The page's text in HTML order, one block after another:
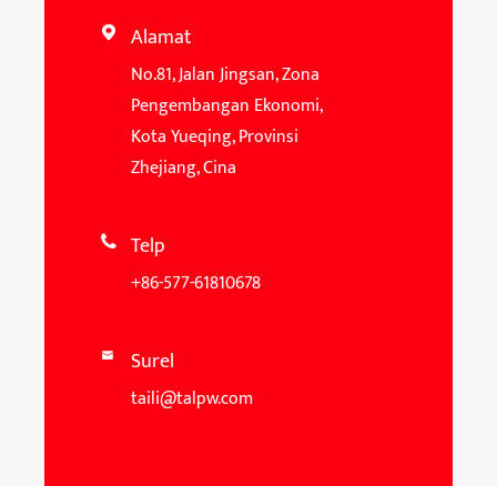
 Alamat
No.81, Jalan Jingsan, Zona
Pengembangan Ekonomi,
Kota Yueqing, Provinsi
Zhejiang, Cina
 Telp
+86-577-61810678
 Surel
taili@talpw.com